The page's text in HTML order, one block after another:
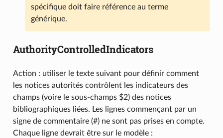
spécifique doit faire référence au terme
générique.
AuthorityControlledIndicators
Action : utiliser le texte suivant pour définir comment
les notices autorités contrôlent les indicateurs des
champs (voire le sous-champs $2) des notices
bibliographiques liées. Les lignes commençant par un
signe de commentaire (#) ne sont pas prises en compte.
Chaque ligne devrait être sur le modèle :